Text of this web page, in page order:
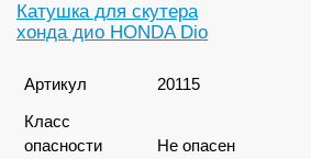
Катушка для скутера
хонда дио HONDA Dio
Артикул
20115
Класс
опасности
Не опасен